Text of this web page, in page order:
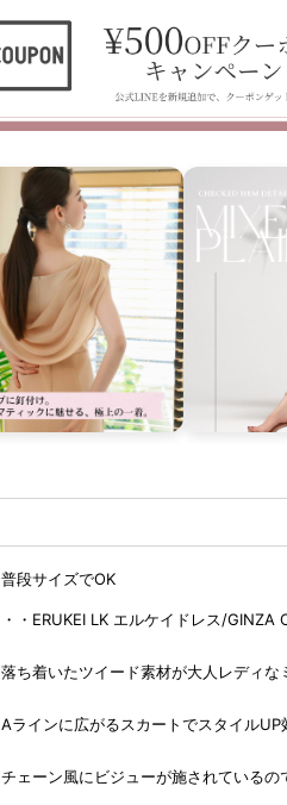
普段サイズでOK
・・ERUKEI LK エルケイドレス/GINZA
落ち着いたツイード素材が大人レディな
Aラインに広がるスカートでスタイル
チェーン風にビジューが施されているの